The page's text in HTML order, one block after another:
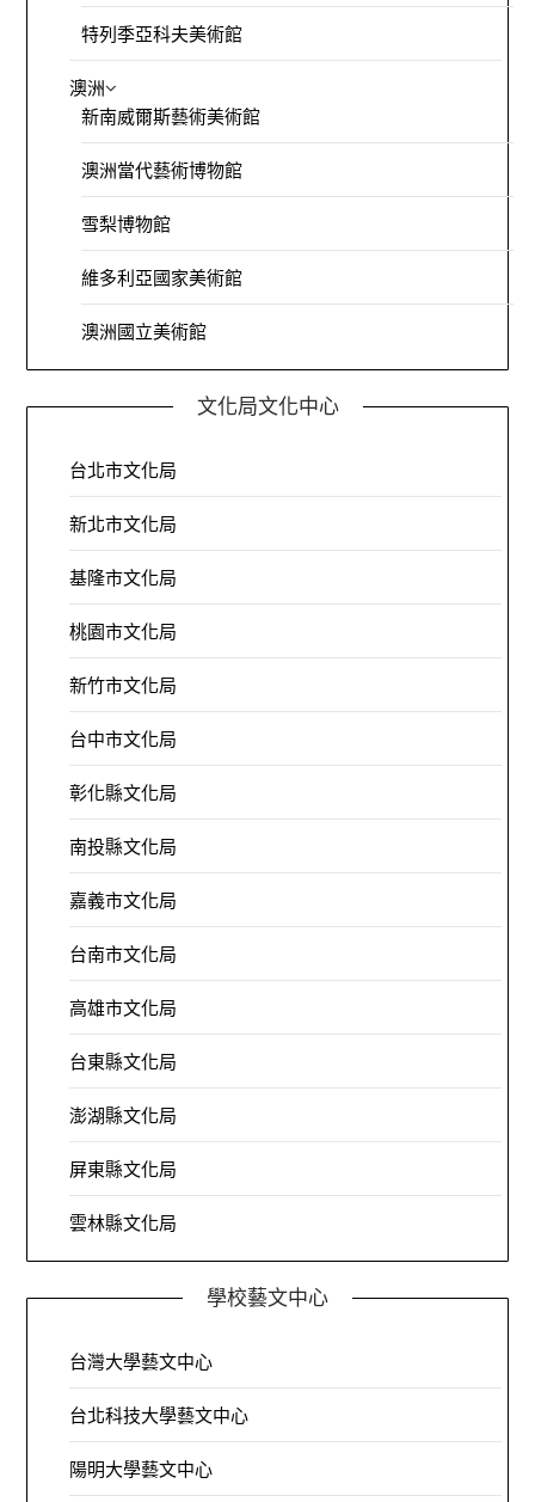
特列季亞科夫美術館
澳洲
新南威爾斯藝術美術館
澳洲當代藝術博物館
雪梨博物館
維多利亞國家美術館
澳洲國立美術館
文化局文化中心
台北市文化局
新北市文化局
基隆市文化局
桃園市文化局
新竹市文化局
台中市文化局
彰化縣文化局
南投縣文化局
嘉義市文化局
台南市文化局
高雄市文化局
台東縣文化局
澎湖縣文化局
屏東縣文化局
雲林縣文化局
學校藝文中心
台灣大學藝文中心
台北科技大學藝文中心
陽明大學藝文中心